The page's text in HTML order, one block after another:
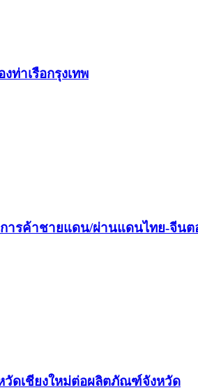
ท่าเรือกรุงเทพ
ารค้าชายแดน/ผ่านแดนไทย-จีนต
วัดเชียงใหม่ต่อผลิตภัณฑ์จังหวัด